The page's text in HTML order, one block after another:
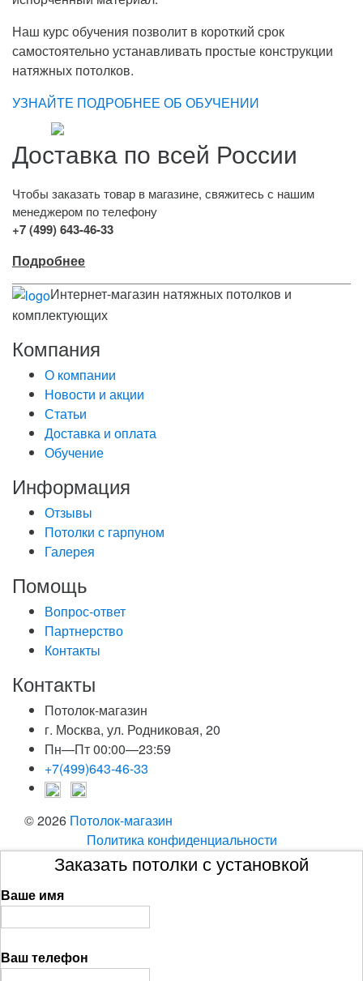
Наш курс обучения позволит в короткий срок
самостоятельно устанавливать простые конструкции
натяжных потолков.
УЗНАЙТЕ ПОДРОБНЕЕ ОБ ОБУЧЕНИИ
Доставка по всей России
Чтобы заказать товар в магазине, свяжитесь с нашим
менеджером по телефону
+7 (499) 643-46-33
Подробнее
Интернет-магазин натяжных потолков и
комплектующих
Компания
О компании
Новости и акции
Статьи
Доставка и оплата
Обучение
Информация
Отзывы
Потолки с гарпуном
Галерея
Помощь
Вопрос-ответ
Партнерство
Контакты
Контакты
Потолок-магазин
г. Москва, ул. Родниковая, 20
Пн—Пт 00:00—23:59
+7(499)643-46-33
© 2026 Потолок-магазин
Политика конфиденциальности
Заказать потолки с установкой
Ваше имя
Ваш телефон